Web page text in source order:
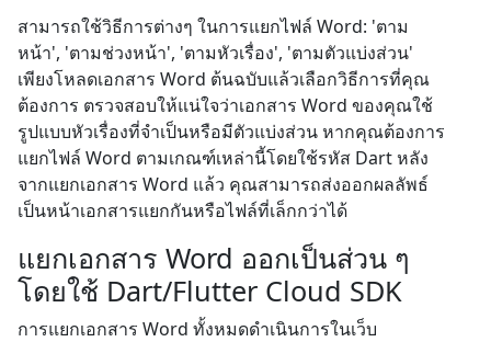
สามารถใช้วิธีการต่างๆ ในการแยกไฟล์ Word: 'ตาม
หน้า', 'ตามช่วงหน้า', 'ตามหัวเรื่อง', 'ตามตัวแบ่งส่วน'
เพียงโหลดเอกสาร Word ต้นฉบับแล้วเลือกวิธีการที่คุณ
ต้องการ ตรวจสอบให้แน่ใจว่าเอกสาร Word ของคุณใช้
รูปแบบหัวเรื่องที่จำเป็นหรือมีตัวแบ่งส่วน หากคุณต้องการ
แยกไฟล์ Word ตามเกณฑ์เหล่านี้โดยใช้รหัส Dart หลัง
จากแยกเอกสาร Word แล้ว คุณสามารถส่งออกผลลัพธ์
เป็นหน้าเอกสารแยกกันหรือไฟล์ที่เล็กกว่าได้
แยกเอกสาร Word ออกเป็นส่วน ๆ
โดยใช้ Dart/Flutter Cloud SDK
การแยกเอกสาร Word ทั้งหมดดำเนินการในเว็บ